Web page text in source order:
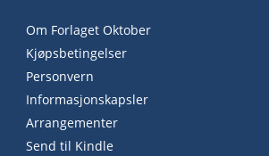
Om Forlaget Oktober
Kjøpsbetingelser
Personvern
Informasjonskapsler
Arrangementer
Send til Kindle